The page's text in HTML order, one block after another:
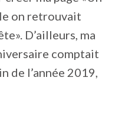
on retrouvait
D’ailleurs, ma
comptait
de l’année 2019,